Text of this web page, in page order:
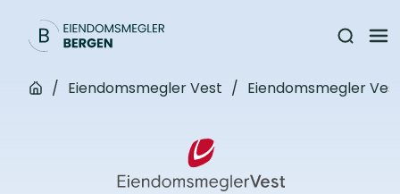
/ Eiendomsmegler Vest / Eiendomsmegler